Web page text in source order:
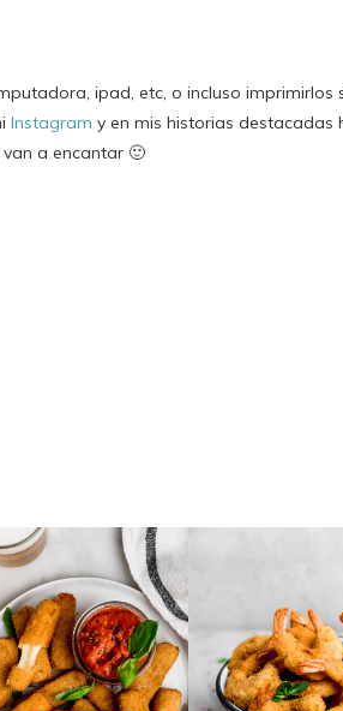
ipad, etc, o incluso imprimirlos
Instagram y en mis historias destacadas
a encantar 🙂